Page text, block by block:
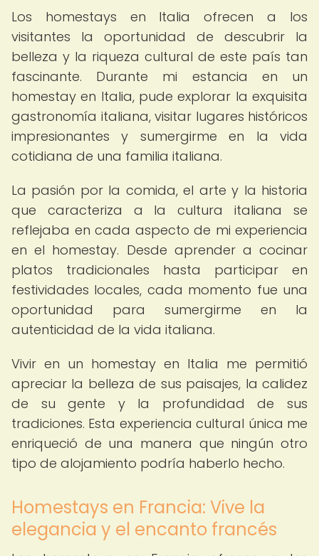
Los homestays en Italia ofrecen a los
visitantes la oportunidad de descubrir la
belleza y la riqueza cultural de este país tan
fascinante. Durante mi estancia en un
homestay en Italia, pude explorar la exquisita
gastronomía italiana, visitar lugares históricos
impresionantes y sumergirme en la vida
cotidiana de una familia italiana.
La pasión por la comida, el arte y la historia
que caracteriza a la cultura italiana se
reflejaba en cada aspecto de mi experiencia
en el homestay. Desde aprender a cocinar
platos tradicionales hasta participar en
festividades locales, cada momento fue una
oportunidad para sumergirme en la
autenticidad de la vida italiana.
Vivir en un homestay en Italia me permitió
apreciar la belleza de sus paisajes, la calidez
de su gente y la profundidad de sus
tradiciones. Esta experiencia cultural única me
enriqueció de una manera que ningún otro
tipo de alojamiento podría haberlo hecho.
Homestays en Francia: Vive la
elegancia y el encanto francés